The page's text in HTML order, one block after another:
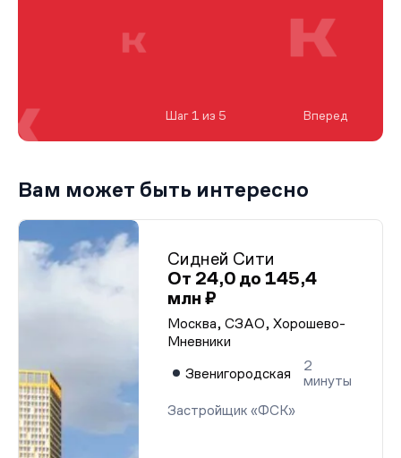
Шаг 1 из 5 Вперед
Вам может быть интересно
Сидней Сити
От 24,0 до 145,4
млн ₽
Москва, СЗАО, Хорошево-
Мневники
Звенигородская
2
минуты
Застройщик «ФСК»